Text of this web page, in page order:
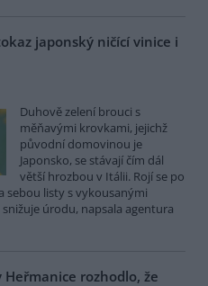
japonský ničící vinice i
Duhově zelení brouci s
měňavými krovkami, jejichž
původní domovinou je
Japonsko, se stávají čím dál
větší hrozbou v Itálii. Rojí se po
sebou listy s vykousanými
úrodu, napsala agentura
rozhodlo, že